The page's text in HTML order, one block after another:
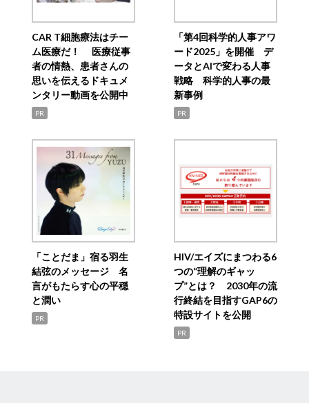
CAR T細胞療法はチー
ム医療だ！ 医療従事
者の情熱、患者さんの
思いを伝えるドキュメ
ンタリー動画を公開中
PR
「第4回科学的人事アワ
ード2025」を開催 デ
ータとAIで変わる人事
戦略 科学的人事の最
新事例
PR
「ことだま」宿る羽生
結弦のメッセージ 名
言がもたらす心の平穏
と潤い
PR
HIV/エイズにまつわる6
つの“理解のギャッ
プ”とは？ 2030年の流
行終結を目指すGAP6の
特設サイトを公開
PR